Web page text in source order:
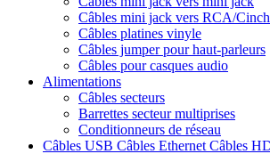
Câbles mini jack vers RCA/Cinch
Câbles platines vinyle
Câbles jumper pour haut-parleurs
Câbles pour casques audio
Alimentations
Câbles secteurs
Barrettes secteur multiprises
Conditionneurs de réseau
Câbles USB Câbles Ethernet Câbles